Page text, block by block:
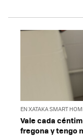
EN XATAKA SMART
Vale cada
fregona y tengo